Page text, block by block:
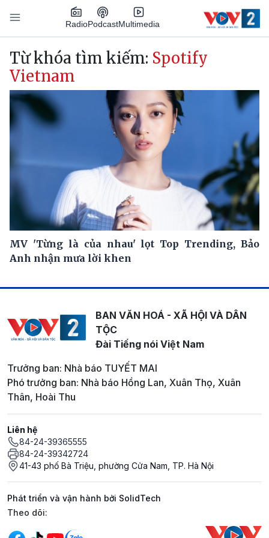
Nhảy đến nội dung
RadioPodcastMultimedia
Main navigation
Từ khóa tìm kiếm: Spotify
Vietnam
MV 'Từng là của nhau' lọt Top Trending, Bảo
Anh nhận mưa lời khen
BAN VĂN HOÁ - XÃ HỘI VÀ DÂN
TỘC
Đài Tiếng nói Việt Nam
Trưởng ban: Nhà báo TUYẾT MAI
Phó trưởng ban: Nhà báo Hồng Lan, Xuân Thọ, Xuân
Thân, Hoài Thu
Liên hệ
84-24-39365555
84-24-39342724
41-43 phố Bà Triệu, phường Cửa Nam, TP. Hà Nội
Phát triển và vận hành bởi SolidTech
Mạng xã hội
Theo dõi: